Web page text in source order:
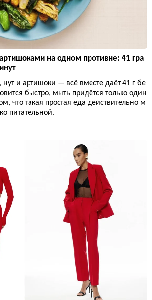
на одном противне: 41 гра
нут и артишоки — всё вместе даёт 41 г бе
быстро, мыть придётся только один
что такая простая еда действительно м
питательной.